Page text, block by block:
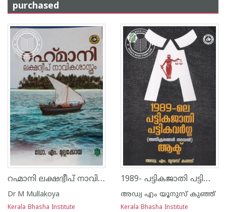
purchased
റഹ്മാനി ലക്ഷദ്വീപ് നാവികശാസ്ത്രം
Dr M Mullakoya
Kerala Bhasha Institute
1989- പട്ടികജാതി പട്ടികവർഗ്ഗ -അതിക്രമങ്ങൾ തടയൽ- ആക്ട്
അഡ്വ എം യൂനുസ് കുഞ്ഞ്
Kerala Bhasha Institute